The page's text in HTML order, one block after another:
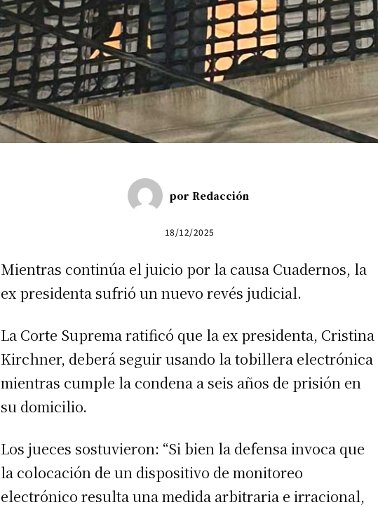
por Redacción
18/12/2025
Mientras continúa el juicio por la causa Cuadernos, la
ex presidenta sufrió un nuevo revés judicial.
La Corte Suprema ratificó que la ex presidenta, Cristina
Kirchner, deberá seguir usando la tobillera electrónica
mientras cumple la condena a seis años de prisión en
su domicilio.
Los jueces sostuvieron: “Si bien la defensa invoca que
la colocación de un dispositivo de monitoreo
electrónico resulta una medida arbitraria e irracional,